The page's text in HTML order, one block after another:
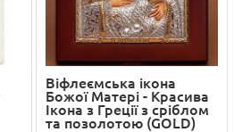
Віфлеємська ікона
Божої Матері - Красива
Ікона з Греції з сріблом
та позолотою (GOLD)